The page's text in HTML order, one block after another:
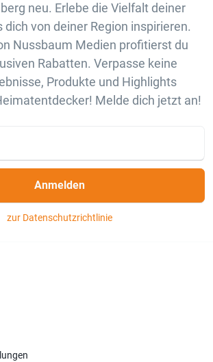
neu. Erlebe die Vielfalt deiner
dich von deiner Region inspirieren.
Nussbaum Medien profitierst du
Rabatten. Verpasse keine
Produkte und Highlights
Melde dich jetzt an!
Anmelden
zur Datenschutzrichtlinie